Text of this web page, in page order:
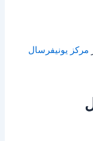
مركز يونيفرسال